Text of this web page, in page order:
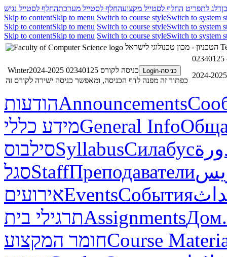
דלג לתפריט החלף לסטייל מקצועהחלף לסטייל מערכתהחלף לסטייל נגיש
Skip to contentSkip to menu Switch to course styleSwitch to system
Skip to contentSkip to menu Switch to course styleSwitch to system
Skip to contentSkip to menu Switch to course styleSwitch to system
כניסה-Login
כניסה לקורס 02340125 Winter2024-2025
כפתור זה מפנה לדף הכניסה, ומאפשר כניסה ישירה לקורס זה
הודעותAnnouncements
מידע כלליGeneral Info
סילבוסSyllabusСилабус
סגלStaffПреподаватели
אירועיםEventsСобытия
תרגילי ביתAssignmentsДом.
חומר המקצועCourse